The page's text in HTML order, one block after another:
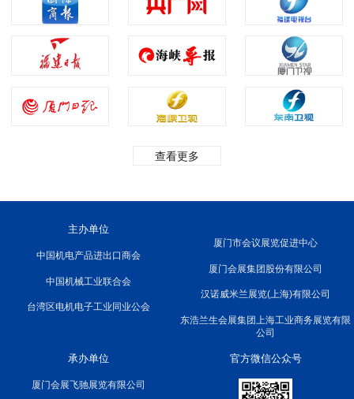
查看更多
主办单位
中国机电产品进出口商会
中国机械工业联合会
台湾区电机电子工业同业公会
厦门市会议展览促进中心
厦门会展集团股份有限公司
汉诺威米兰展览(上海)有限公司
东浩兰生会展集团上海工业商务展览有限
公司
承办单位
厦门会展飞驰展览有限公司
官方微信公众号